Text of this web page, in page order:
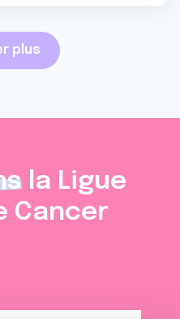
plus
la Ligue
Cancer